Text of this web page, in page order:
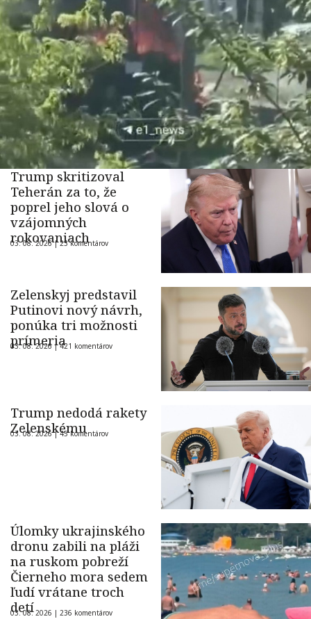
Trump skritizoval
Teherán za to, že
poprel jeho slová o
vzájomných
rokovaniach
03. 08. 2026 |23 komentárov
Zelenskyj predstavil
Putinovi nový návrh,
ponúka tri možnosti
prímeria
03. 08. 2026 |421 komentárov
Trump nedodá rakety
Zelenskému
03. 08. 2026 |45 komentárov
Úlomky ukrajinského
dronu zabili na pláži
na ruskom pobreží
Čierneho mora sedem
ľudí vrátane troch
detí
03. 08. 2026 | 236 komentárov